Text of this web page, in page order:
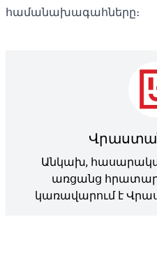
համանախագահները։
Անկախ,
առցանց
կառավարում է